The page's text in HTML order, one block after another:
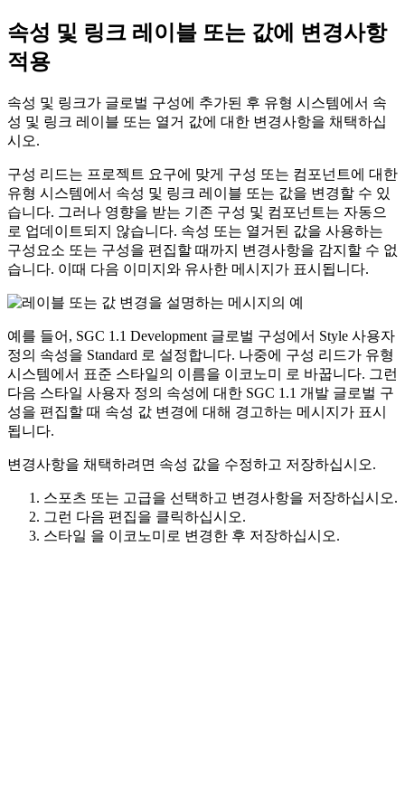
속성 및 링크 레이블 또는 값에 변경사항
적용
속성 및 링크가 글로벌 구성에 추가된 후 유형 시스템에서 속
성 및 링크 레이블 또는 열거 값에 대한 변경사항을 채택하십
시오.
구성 리드는 프로젝트 요구에 맞게 구성 또는 컴포넌트에 대한
유형 시스템에서 속성 및 링크 레이블 또는 값을 변경할 수 있
습니다. 그러나 영향을 받는 기존 구성 및 컴포넌트는 자동으
로 업데이트되지 않습니다. 속성 또는 열거된 값을 사용하는
구성요소 또는 구성을 편집할 때까지 변경사항을 감지할 수 없
습니다. 이때 다음 이미지와 유사한 메시지가 표시됩니다.
예를 들어, SGC 1.1 Development 글로벌 구성에서 Style 사용자
정의 속성을 Standard 로 설정합니다. 나중에 구성 리드가 유형
시스템에서 표준 스타일의 이름을 이코노미
로 바꿉니다. 그런
다음 스타일 사용자 정의 속성에 대한 SGC 1.1 개발 글로벌 구
성을 편집할 때 속성 값 변경에 대해 경고하는 메시지가 표시
됩니다.
변경사항을 채택하려면 속성 값을 수정하고 저장하십시오.
스포츠 또는 고급을 선택하고 변경사항을 저장하십시오.
그런 다음 편집을 클릭하십시오.
스타일 을 이코노미 로 변경한 후 저장하십시오.